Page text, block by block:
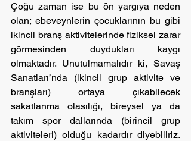
Çoğu zaman ise bu ön yargıya neden
olan; ebeveynlerin çocuklarının bu gibi
ikincil branş aktivitelerinde fiziksel zarar
görmesinden duydukları kaygı
olmaktadır. Unutulmamalıdır ki, Savaş
Sanatları’nda (ikincil grup aktivite ve
branşları) ortaya çıkabilecek
sakatlanma olasılığı, bireysel ya da
takım spor dallarında (birincil grup
aktiviteleri) olduğu kadardır diyebiliriz.